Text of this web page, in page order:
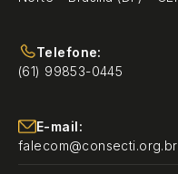
Telefone:
(61) 99853-0445
E-mail:
falecom@consecti.org.br